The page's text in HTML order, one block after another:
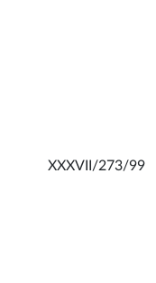
XXXVII/273/99